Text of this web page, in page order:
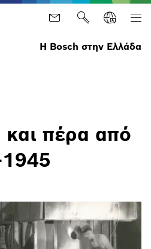
Η Bosch στην Ελλάδα
και πέρα από